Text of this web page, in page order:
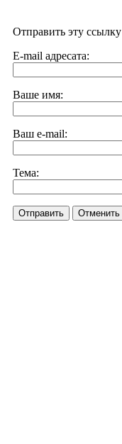
Отправить эту
E-mail адресата:
Ваше имя:
Ваш e-mail:
Тема:
Отправить Отменить